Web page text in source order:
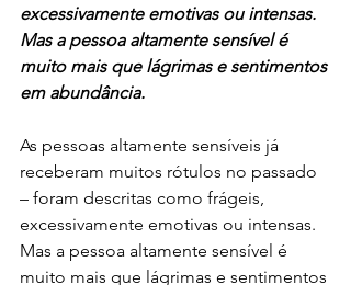
excessivamente emotivas ou intensas.
Mas a pessoa altamente sensível é
muito mais que lágrimas e sentimentos
em abundância.
As pessoas altamente sensíveis já
receberam muitos rótulos no passado
– foram descritas como frágeis,
excessivamente emotivas ou intensas.
Mas a pessoa altamente sensível é
muito mais que lágrimas e sentimentos